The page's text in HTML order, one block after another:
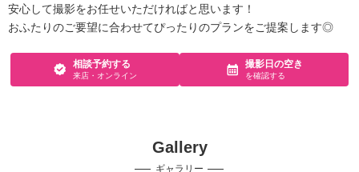
安心して撮影をお任せいただければと思います！
おふたりのご要望に合わせてぴったりのプランをご提案します◎
相談予約する
来店・オンライン
撮影日の空き
を確認する
Gallery
ギャラリー